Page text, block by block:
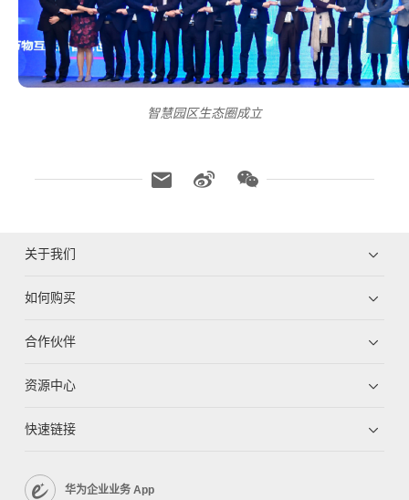
智慧园区生态圈成立
关于我们
如何购买
合作伙伴
资源中心
快速链接
华为企业业务 App